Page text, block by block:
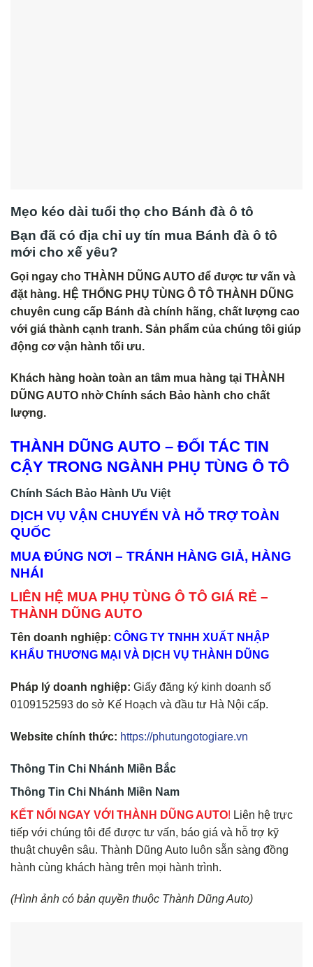
Mẹo kéo dài tuổi thọ cho Bánh đà ô tô
Bạn đã có địa chỉ uy tín mua Bánh đà ô tô
mới cho xế yêu?
Gọi ngay cho THÀNH DŨNG AUTO để được tư vấn và
đặt hàng. HỆ THỐNG PHỤ TÙNG Ô TÔ THÀNH DŨNG
chuyên cung cấp Bánh đà chính hãng, chất lượng cao
với giá thành cạnh tranh. Sản phẩm của chúng tôi giúp
động cơ vận hành tối ưu.
Khách hàng hoàn toàn an tâm mua hàng tại THÀNH
DŨNG AUTO nhờ Chính sách Bảo hành cho chất
lượng.
THÀNH DŨNG AUTO – ĐỐI TÁC TIN
CẬY TRONG NGÀNH PHỤ TÙNG Ô TÔ
Chính Sách Bảo Hành Ưu Việt
DỊCH VỤ VẬN CHUYỂN VÀ HỖ TRỢ TOÀN
QUỐC
MUA ĐÚNG NƠI – TRÁNH HÀNG GIẢ, HÀNG
NHÁI
LIÊN HỆ MUA PHỤ TÙNG Ô TÔ GIÁ RẺ –
THÀNH DŨNG AUTO
Tên doanh nghiệp: CÔNG TY TNHH XUẤT NHẬP
KHẨU THƯƠNG MẠI VÀ DỊCH VỤ THÀNH DŨNG
Pháp lý doanh nghiệp: Giấy đăng ký kinh doanh số
0109152593 do sở Kế Hoạch và đầu tư Hà Nội cấp.
Website chính thức: https://phutungotogiare.vn
Thông Tin Chi Nhánh Miền Bắc
Thông Tin Chi Nhánh Miền Nam
KẾT NỐI NGAY VỚI THÀNH DŨNG AUTO! Liên hệ trực
tiếp với chúng tôi để được tư vấn, báo giá và hỗ trợ kỹ
thuật chuyên sâu. Thành Dũng Auto luôn sẵn sàng đồng
hành cùng khách hàng trên mọi hành trình.
(Hình ảnh có bản quyền thuộc Thành Dũng Auto)